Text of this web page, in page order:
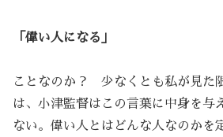
「偉い人になる」
ことなのか？ 少なくとも私が見た
は、小津監督はこの言葉に中身を与
ない。偉い人とはどんな人なのかを